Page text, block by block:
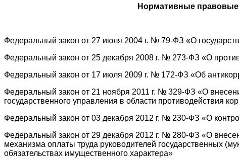
Нормативные правовые
Федеральный закон от 27 июля 2004 г. № 79-ФЗ «О
Федеральный закон от 25 декабря 2008 г. № 273-ФЗ «О
Федеральный закон от 17 июля 2009 г. № 172-ФЗ «Об
Федеральный закон от 21 ноября 2011 г. № 329-ФЗ «О
государственного управления в области противодействия
Федеральный закон от 03 декабря 2012 г. № 230-ФЗ «О
Федеральный закон от 29 декабря 2012 г. № 280-ФЗ «О
механизма оплаты труда руководителей государственных
обязательствах имущественного характера»